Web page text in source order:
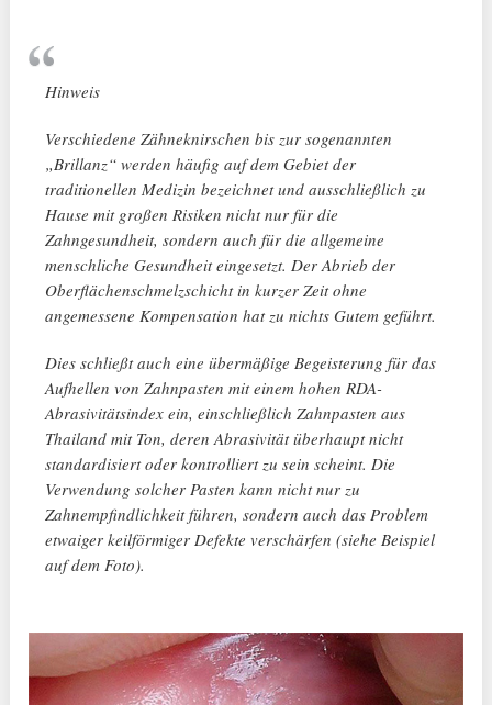
Hinweis
Verschiedene Zähneknirschen bis zur sogenannten
„Brillanz“ werden häufig auf dem Gebiet der
traditionellen Medizin bezeichnet und ausschließlich zu
Hause mit großen Risiken nicht nur für die
Zahngesundheit, sondern auch für die allgemeine
menschliche Gesundheit eingesetzt. Der Abrieb der
Oberflächenschmelzschicht in kurzer Zeit ohne
angemessene Kompensation hat zu nichts Gutem geführt.
Dies schließt auch eine übermäßige Begeisterung für das
Aufhellen von Zahnpasten mit einem hohen RDA-
Abrasivitätsindex ein, einschließlich Zahnpasten aus
Thailand mit Ton, deren Abrasivität überhaupt nicht
standardisiert oder kontrolliert zu sein scheint. Die
Verwendung solcher Pasten kann nicht nur zu
Zahnempfindlichkeit führen, sondern auch das Problem
etwaiger keilförmiger Defekte verschärfen (siehe Beispiel
auf dem Foto).